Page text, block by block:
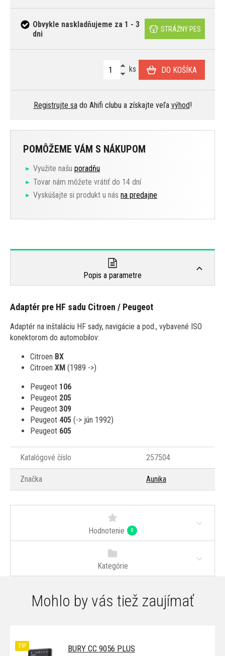
Obvykle naskladňujeme za 1 - 3
dni
STRÁŽNY PES
ks DO KOŠÍKA
Registrujte sado Ahifi clubu a získajte veľa výhod!
POMÔŽEME VÁM S NÁKUPOM
Využite našu poradňu
Tovar nám môžete vrátiť do 14 dní
Vyskúšajte si produkt u nás na predajne
Popis a parametre
Adaptér pre HF sadu Citroen / Peugeot
Adaptér na inštaláciu HF sady, navigácie a pod., vybavené ISO
konektorom do automobilov:
Citroen BX
Citroen XM (1989 ->)
Peugeot 106
Peugeot 205
Peugeot 309
Peugeot 405 (-> jún 1992)
Peugeot 605
Katalógové číslo 257504
Značka Aunika
Hodnotenie 0
Kategórie
Mohlo by vás tiež zaujímať
BURY CC 9056 PLUS
TIP